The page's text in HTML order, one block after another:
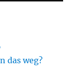
das weg?